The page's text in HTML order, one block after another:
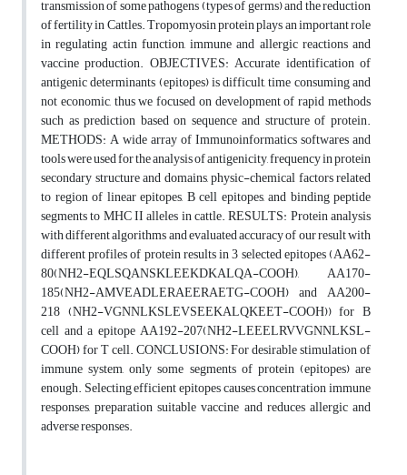
transmission of some pathogens (types of germs) and the reduction
of fertility in Cattles. Tropomyosin protein plays an important role
in regulating actin function, immune and allergic reactions and
vaccine production. OBJECTIVES: Accurate identification of
antigenic determinants (epitopes) is difficult, time consuming and
not economic, thus we focused on development of rapid methods
such as prediction based on sequence and structure of protein.
METHODS: A wide array of Immunoinformatics softwares and
tools were used for the analysis of antigenicity, frequency in protein
secondary structure and domains, physic-chemical factors related
to region of linear epitopes, B cell epitopes, and binding peptide
segments to MHC II alleles in cattle. RESULTS: Protein analysis
with different algorithms and evaluated accuracy of our result with
different profiles of protein results in 3 selected epitopes (AA62-
80(NH2-EQLSQANSKLEEKDKALQA-COOH), AA170-
185(NH2-AMVEADLERAEERAETG-COOH) and AA200-
218 (NH2-VGNNLKSLEVSEEKALQKEET-COOH)) for B
cell and a epitope AA192-207(NH2-LEEELRVVGNNLKSL-
COOH) for T cell. CONCLUSIONS: For desirable stimulation of
immune system, only some segments of protein (epitopes) are
enough. Selecting efficient epitopes causes concentration immune
responses, preparation suitable vaccine and reduces allergic and
adverse responses.